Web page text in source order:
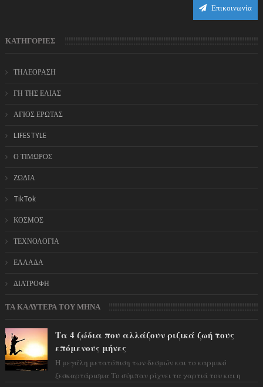
Επικοινωνία
ΚΑΤΗΓΟΡΙΕΣ
ΤΗΛΕΟΡΑΣΗ
ΓΗ ΤΗΣ ΕΛΙΑΣ
ΑΓΙΟΣ ΕΡΩΤΑΣ
LIFESTYLE
Ο ΤΙΜΩΡΟΣ
ΖΩΔΙΑ
TikTok
ΚΟΣΜΟΣ
ΤΕΧΝΟΛΟΓΙΑ
ΕΛΛΑΔΑ
ΔΙΑΤΡΟΦΗ
ΤΑ ΚΑΛΥΤΕΡΑ ΤΟΥ ΜΗΝΑ
Τα 4 ζώδια που αλλάζουν ριζικά ζωή τους
επόμενους μήνες
Η μεγάλη μετατόπιση των δεσμών και το καρμικό
ξεσκαρτάρισμα Το σύμπαν ρίχνει τα χαρτιά του και η